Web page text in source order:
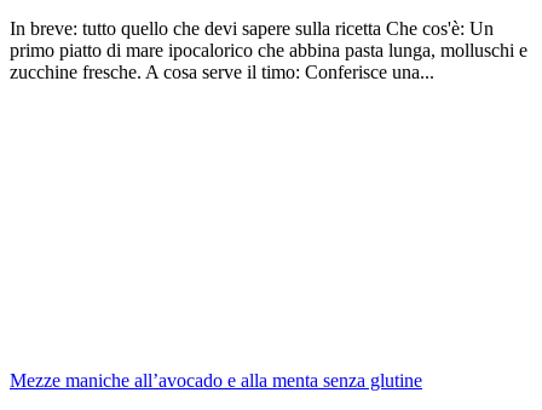
In breve: tutto quello che devi sapere sulla ricetta Che cos'è: Un
primo piatto di mare ipocalorico che abbina pasta lunga, molluschi e
zucchine fresche. A cosa serve il timo: Conferisce una...
Mezze maniche all’avocado e alla menta senza glutine